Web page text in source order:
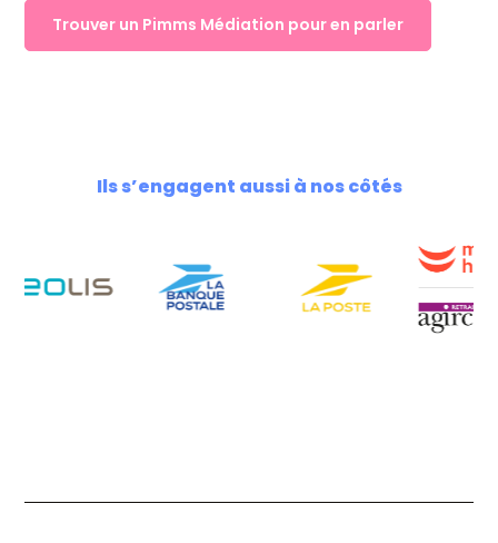
Trouver un Pimms Médiation pour en parler
Ils s’engagent aussi à nos côtés